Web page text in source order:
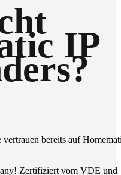
IP
bereits auf
Zertifiziert vom VDE und